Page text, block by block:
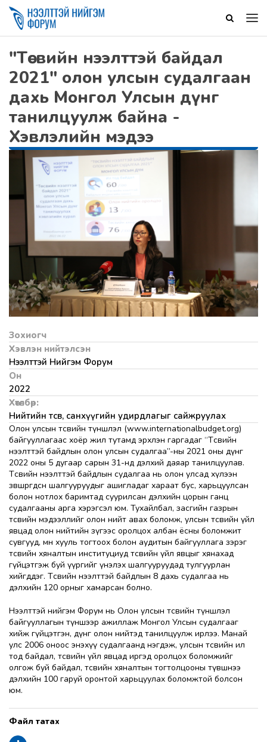
"Төсвийн нээлттэй байдал
2021" олон улсын судалгаан
дахь Монгол Улсын дүнг
танилцуулж байна -
Хэвлэлийн мэдээ
Зохиогч
Хэвлэн нийтэлсэн
Нээлттэй Нийгэм Форум
Он
2022
Хөтөлбөр:
Нийтийн төсөв, санхүүгийн удирдлагыг сайжруулах
Олон улсын төсвийн түншлэл (www.internationalbudget.org)
байгууллагаас хоёр жил тутамд эрхлэн гаргадаг “Төсвийн
нээлттэй байдлын олон улсын судалгаа”-ны 2021 оны дүнг
2022 оны 5 дугаар сарын 31-нд дэлхий даяар танилцуулав.
Төсвийн нээлттэй байдлын судалгаа нь олон улсад хүлээн
зөвшөөрөгдсөн шалгууруудыг ашигладаг хараат бус, харьцуулсан
болон нотлох баримтад суурилсан дэлхийн цорын ганц
судалгааны арга хэрэгсэл юм. Тухайлбал, засгийн газрын
төсвийн мэдээллийг олон нийт авах боломж, улсын төсвийн үйл
явцад олон нийтийн зүгээс оролцох албан ёсны боломжит
сувгууд, мөн хууль тогтоох болон аудитын байгууллага зэрэг
төсвийн хяналтын институциуд төсвийн үйл явцыг хянахад
гүйцэтгэж буй үүргийг үнэлэх шалгууруудад тулгуурлан
хийгддэг. Төсвийн нээлттэй байдлын 8 дахь судалгаа нь
дэлхийн 120 орныг хамарсан болно.
Нээлттэй нийгэм Форум нь Олон улсын төсвийн түншлэл
байгууллагын түншээр ажиллаж Монгол Улсын судалгааг
хийж гүйцэтгэн, дүнг олон нийтэд танилцуулж ирлээ. Манай
улс 2006 оноос энэхүү судалгаанд нэгдэж, улсын төсвийн ил
тод байдал, төсвийн үйл явцад иргэд оролцох боломжийг
олгож буй байдал, төсвийн хяналтын тогтолцооны түвшнээ
дэлхийн 100 гаруй оронтой харьцуулах боломжтой болсон
юм.